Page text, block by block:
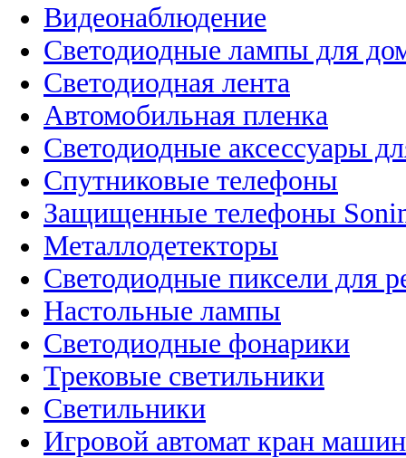
Видеонаблюдение
Светодиодные лампы для
Светодиодная лента
Автомобильная пленка
Светодиодные аксессуары
Спутниковые телефоны
Защищенные телефоны
Металлодетекторы
Светодиодные пиксели для
Настольные лампы
Светодиодные фонарики
Трековые светильники
Светильники
Игровой автомат кран